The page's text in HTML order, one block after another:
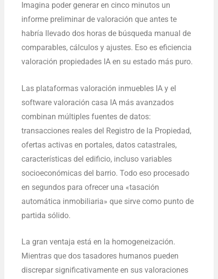
Imagina poder generar en cinco minutos un
informe preliminar de valoración que antes te
habría llevado dos horas de búsqueda manual de
comparables, cálculos y ajustes. Eso es eficiencia
valoración propiedades IA en su estado más puro.
Las plataformas valoración inmuebles IA y el
software valoración casa IA más avanzados
combinan múltiples fuentes de datos:
transacciones reales del Registro de la Propiedad,
ofertas activas en portales, datos catastrales,
características del edificio, incluso variables
socioeconómicas del barrio. Todo eso procesado
en segundos para ofrecer una «tasación
automática inmobiliaria» que sirve como punto de
partida sólido.
La gran ventaja está en la homogeneización.
Mientras que dos tasadores humanos pueden
discrepar significativamente en sus valoraciones